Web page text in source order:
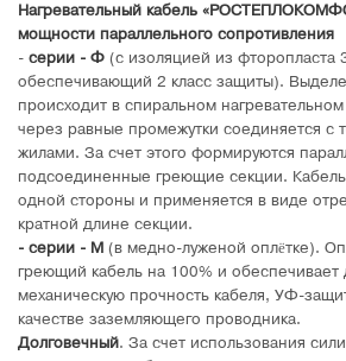
Нагревательный кабель
мощности параллельного сопротивления
- серии - Ф (с изоляцией из
обеспечивающий 2 класс защиты).
происходит в спиральном
через равные промежутки соединяется с
жилами. За счет этого формируются
подсоединенные греющие секции. Кабель
одной стороны и применяется в виде
кратной длине секции.
- серии - М (в медно-луженой оплётке).
греющий кабель на 100% и обеспечивает
механическую прочность кабеля, УФ-
качестве заземляющего проводника.
Долговечный. За счет использования